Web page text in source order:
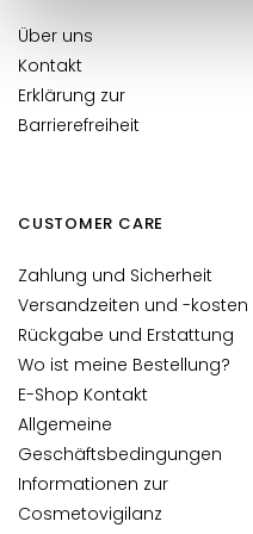
i
n
g
u
n
a
k
e
n
G
e
s
i
c
h
Über uns
Kontakt
Erklärung zur
Barrierefreiheit
CUSTOMER CARE
Zahlung und Sicherheit
Versandzeiten und -kosten
Rückgabe und Erstattung
Wo ist meine Bestellung?
E-Shop Kontakt
Allgemeine
Geschäftsbedingungen
Informationen zur
Cosmetovigilanz